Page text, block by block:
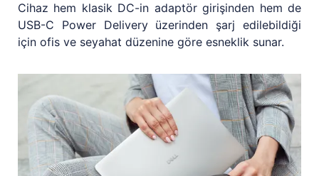
Cihaz hem klasik DC-in adaptör girişinden hem de
USB-C Power Delivery üzerinden şarj edilebildiği
için ofis ve seyahat düzenine göre esneklik sunar.